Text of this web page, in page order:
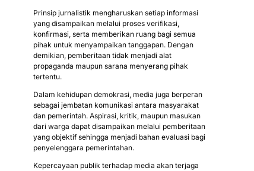
Prinsip jurnalistik mengharuskan setiap informasi
yang disampaikan melalui proses verifikasi,
konfirmasi, serta memberikan ruang bagi semua
pihak untuk menyampaikan tanggapan. Dengan
demikian, pemberitaan tidak menjadi alat
propaganda maupun sarana menyerang pihak
tertentu.
Dalam kehidupan demokrasi, media juga berperan
sebagai jembatan komunikasi antara masyarakat
dan pemerintah. Aspirasi, kritik, maupun masukan
dari warga dapat disampaikan melalui pemberitaan
yang objektif sehingga menjadi bahan evaluasi bagi
penyelenggara pemerintahan.
Kepercayaan publik terhadap media akan terjaga